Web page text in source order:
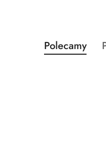
Pomiń karuzelę
Produkty
o
Polecamy